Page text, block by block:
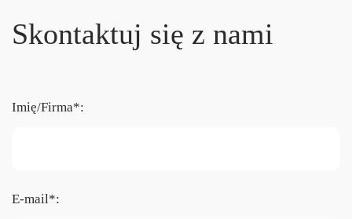
Skontaktuj się z nami
Imię/Firma*:
E-mail*: